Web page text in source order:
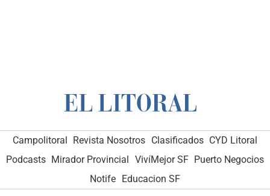
Campolitoral Revista Nosotros Clasificados CYD Litoral
Podcasts Mirador Provincial VivíMejor SF Puerto Negocios
Notife
Educacion SF